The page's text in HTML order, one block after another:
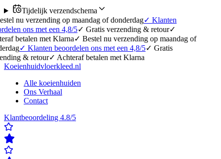
Tijdelijk verzendschema
op maandag of donderdag✓Klanten
een 4,8/5✓Gratis verzending & retour✓
met Klarna ✓Bestel nu verzending op maandag of
beoordelen ons met een 4,8/5✓Gratis
✓ Achteraf betalen met Klarna
Koeienhuidvloerkleed.nl
Alle koeienhuiden
Ons Verhaal
Contact
Klantbeoordeling 4.8/5